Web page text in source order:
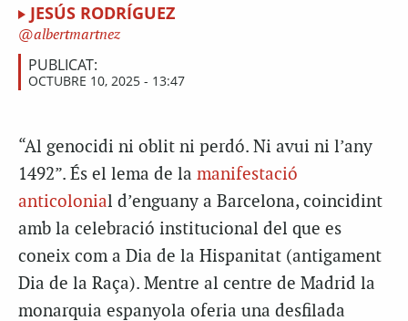
JESÚS RODRÍGUEZ
albertmartnez
PUBLICAT:
OCTUBRE 10, 2025 - 13:47
“Al genocidi ni oblit ni perdó. Ni avui ni l’any
1492”. És el lema de la manifestació
anticolonial d’enguany a Barcelona, coincidint
amb la celebració institucional del que es
coneix com a Dia de la Hispanitat (antigament
Dia de la Raça). Mentre al centre de Madrid la
monarquia espanyola oferia una desfilada